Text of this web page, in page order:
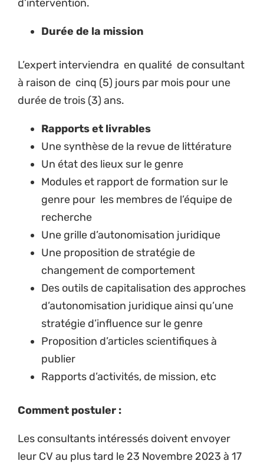
d’intervention.
Durée de la mission
L’expert interviendra en qualité de consultant
à raison de cinq (5) jours par mois pour une
durée de trois (3) ans.
Rapports et livrables
Une synthèse de la revue de littérature
Un état des lieux sur le genre
Modules et rapport de formation sur le
genre pour les membres de l’équipe de
recherche
Une grille d’autonomisation juridique
Une proposition de stratégie de
changement de comportement
Des outils de capitalisation des approches
d’autonomisation juridique ainsi qu’une
stratégie d’influence sur le genre
Proposition d’articles scientifiques à
publier
Rapports d’activités, de mission, etc
Comment postuler :
Les consultants intéressés doivent envoyer
leur CV au plus tard le 23 Novembre 2023 à 17